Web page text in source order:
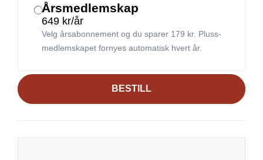
Årsmedlemskap
649 kr/år
Velg årsabonnement og du sparer 179 kr. Pluss-
medlemskapet fornyes automatisk hvert år.
BESTILL